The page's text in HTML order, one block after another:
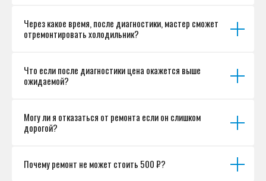
Через какое время, после диагностики, мастер сможет
отремонтировать холодильник?
Что если после диагностики цена окажется выше
ожидаемой?
Могу ли я отказаться от ремонта если он слишком
дорогой?
Почему ремонт не может стоить 500 ₽?